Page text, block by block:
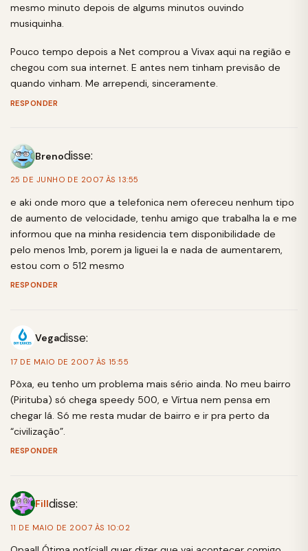
mesmo minuto depois de algums minutos ouvindo
musiquinha.
Pouco tempo depois a Net comprou a Vivax aqui na região e
chegou com sua internet. E antes nem tinham previsão de
quando vinham. Me arrependi, sinceramente.
RESPONDER
Brenodisse:
25 DE JUNHO DE 2007 ÀS 13:55
e aki onde moro que a telefonica nem ofereceu nenhum tipo
de aumento de velocidade, tenhu amigo que trabalha la e me
informou que na minha residencia tem disponibilidade de
pelo menos 1mb, porem ja liguei la e nada de aumentarem,
estou com o 512 mesmo
RESPONDER
Vegadisse:
17 DE MAIO DE 2007 ÀS 15:55
Pôxa, eu tenho um problema mais sério ainda. No meu bairro
(Pirituba) só chega speedy 500, e Vírtua nem pensa em
chegar lá. Só me resta mudar de bairro e ir pra perto da
“civilização”.
RESPONDER
Filldisse:
11 DE MAIO DE 2007 ÀS 10:02